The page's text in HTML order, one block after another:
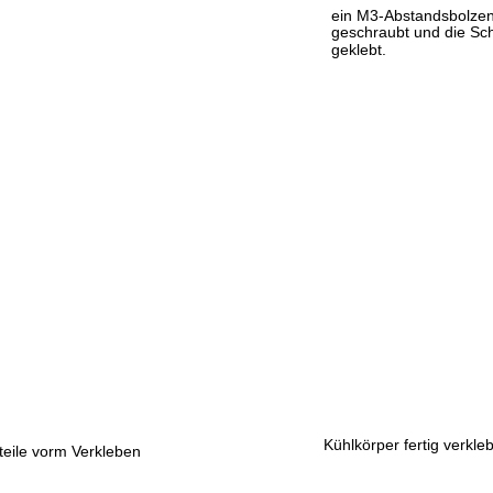
ein M3-
geschraubt und die
geklebt.
vorm Verkleben Kühlkörper fertig